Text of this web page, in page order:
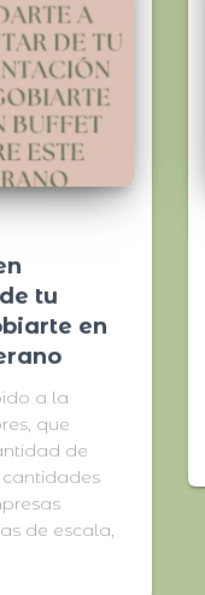
tu
en
a la
que
de
de escala,